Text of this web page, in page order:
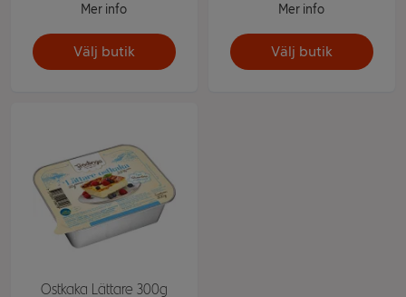
Mer info
Välj butik
Mer info
Välj butik
Ostkaka Lättare 300g